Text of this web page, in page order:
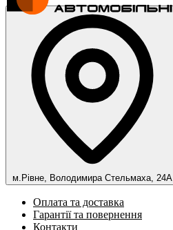
м.Рівне, Володимира Стельмаха, 24А
Оплата та доставка
Гарантії та повернення
Контакти